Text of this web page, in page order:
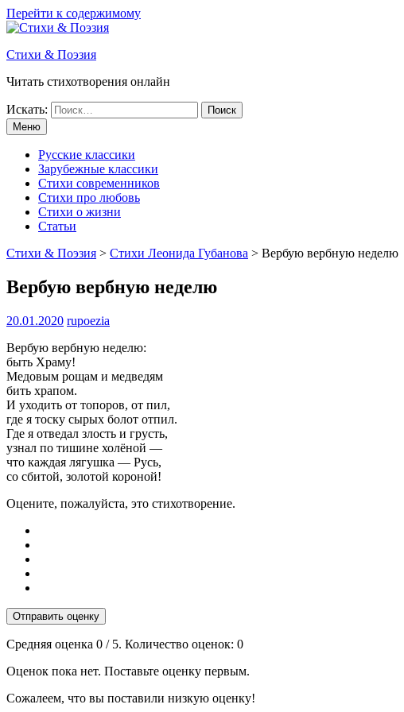
Перейти к содержимому
Стихи & Поэзия
Читать стихотворения онлайн
Искать:
Меню
Русские классики
Зарубежные классики
Стихи современников
Стихи про любовь
Стихи о жизни
Статьи
Стихи & Поэзия > Стихи Леонида Губанова > Вербую вербную неделю
Вербую вербную неделю
20.01.2020 rupoezia
Вербую вербную неделю:
быть Храму!
Медовым рощам и медведям
бить храпом.
И уходить от топоров, от пил,
где я тоску сырых болот отпил.
Где я отведал злость и грусть,
узнал по тишине холёной —
что каждая лягушка — Русь,
со сбитой, золотой короной!
Оцените, пожалуйста, это стихотворение.
Отправить оценку
Средняя оценка 0 / 5. Количество оценок: 0
Оценок пока нет. Поставьте оценку первым.
Сожалеем, что вы поставили низкую оценку!